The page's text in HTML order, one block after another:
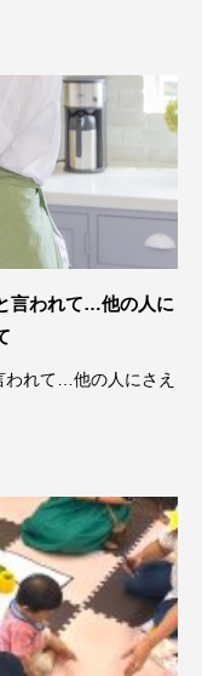
言われて…他の人に
われて…他の人にさえ